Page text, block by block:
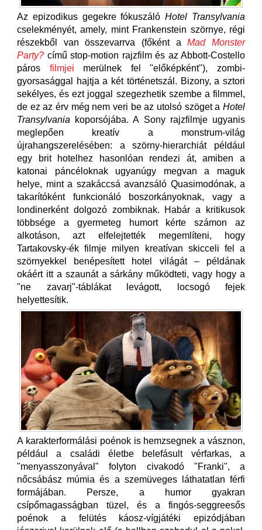
Az epizodikus gegekre fókuszálóHotel Transylvania
cselekményét, amely, mint Frankenstein szörnye, régi
részekből van összevarrva (főként aMad Monster
Party? című stop-motion rajzfilm és az Abbott-Costello
páros filmjei merülnek fel "előképként"), zombi-
gyorsasággal hajtja a két történetszál. Bizony, a sztori
sekélyes, és ezt joggal szegezhetik szembe a filmmel,
de ez az érv még nem veri be az utolsó szöget a Hotel
Transylvania koporsójába. A Sony rajzfilmje ugyanis
meglepően kreatív a monstrum-világ
újrahangszerelésében: a szörny-hierarchiát például
egy brit hotelhez hasonlóan rendezi át, amiben a
katonai páncéloknak ugyanúgy megvan a maguk
helye, mint a szakáccsá avanzsáló Quasimodónak, a
takarítóként funkcionáló boszorkányoknak, vagy a
londinerként dolgozó zombiknak. Habár a kritikusok
többsége a gyermeteg humort kérte számon az
alkotáson, azt elfelejtették megemlíteni, hogy
Tartakovsky-ék filmje milyen kreatívan skicceli fel a
szörnyekkel benépesített hotel világát – példának
okáért itt a szaunát a sárkány működteti, vagy hogy a
"ne zavarj"-táblákat levágott, locsogó fejek
helyettesítik.
A karakterformálási poénok is hemzsegnek a vásznon,
például a családi életbe belefásult vérfarkas, a
"menyasszonyával" folyton civakodó "Franki", a
nőcsábász múmia és a szemüveges láthatatlan férfi
formájában. Persze, a humor gyakran
csípőmagasságban tüzel, és a fingós-seggreesős
poénok a felütés káosz-vígjátéki epizódjában